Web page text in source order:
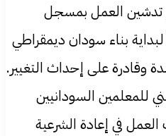
تدشين العمل بمسجل
بناء سودان ديمقراطي
وقادرة على إحداث التغيير.
للمعلمين السودانيين
في إعادة الشرعية